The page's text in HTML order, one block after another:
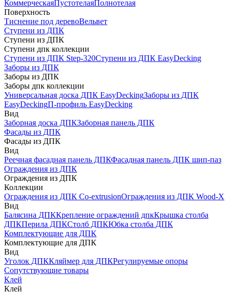
КоммерческаяПустотелаяПолнотелая
Поверхность
Тиснение под деревоВельвет
Ступени из ДПК
Ступени из ДПК
Ступени дпк коллекции
Ступени из ДПК Step-320Ступени из ДПК EasyDecking
Заборы из ДПК
Заборы из ДПК
Заборы дпк коллекции
Универсальная доска ДПК EasyDeckingЗаборы из ДПК
EasyDeckingП-профиль EasyDecking
Вид
Заборная доска ДПКЗаборная панель ДПК
Фасады из ДПК
Фасады из ДПК
Вид
Реечная фасадная панель ДПКФасадная панель ДПК шип-паз
Ограждения из ДПК
Ограждения из ДПК
Коллекции
Ограждения из ДПК Co-extrusionОграждения из ДПК Wood-X
Вид
Балясина ДПККрепление ограждений дпкКрышка столба
ДПКПерила ДПКСтолб ДПКЮбка столба ДПК
Комплектующие для ДПК
Комплектующие для ДПК
Вид
Уголок ДПККляймер для ДПКРегулируемые опоры
Сопутствующие товары
Клей
Клей